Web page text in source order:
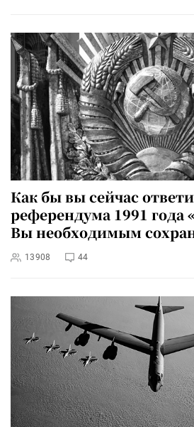
Как бы вы сейчас
референдума 1991 года
Вы необходимым
13908 44